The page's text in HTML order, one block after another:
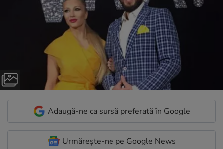
Adaugă-ne ca sursă preferată în Google
Urmărește-ne pe Google News